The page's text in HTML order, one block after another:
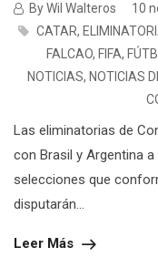
By Wil Walteros
10
CATAR,
FALCAO, FIFA,
NOTICIAS, NOTICIAS
Las eliminatorias de
con Brasil y Argentina
selecciones que
disputarán...
Leer Más